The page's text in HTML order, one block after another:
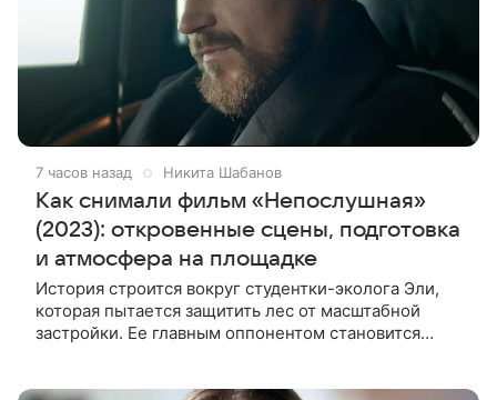
7 часов назад Никита Шабанов
Как снимали фильм «Непослушная»
(2023): откровенные сцены, подготовка
и атмосфера на площадке
История строится вокруг студентки-эколога Эли,
которая пытается защитить лес от масштабной
застройки. Ее главным оппонентом становится